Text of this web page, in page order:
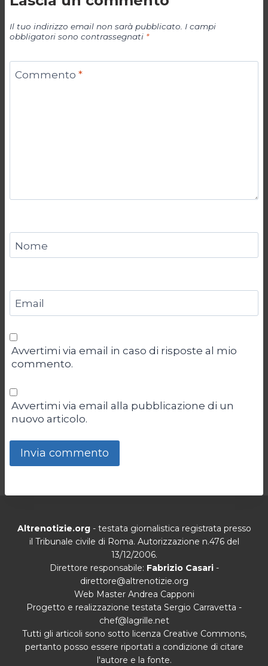
Il tuo indirizzo email non sarà pubblicato. I campi
obbligatori sono contrassegnati *
Commento *
Nome
Email
Avvertimi via email in caso di risposte al mio
commento.
Avvertimi via email alla pubblicazione di un
nuovo articolo.
Altrenotizie.org- testata giornalistica registrata presso
il Tribunale civile di Roma. Autorizzazione n.476 del
13/12/2006.
Direttore responsabile: Fabrizio Casari-
direttore@altrenotizie.org
Web Master Andrea Capponi
Progetto e realizzazione testata Sergio Carravetta -
chef@lagrille.net
Tutti gli articoli sono sotto licenza Creative Commons,
pertanto posso essere riportati a condizione di citare
l'autore e la fonte.